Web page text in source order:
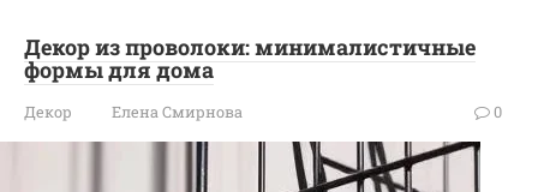
Декор из проволоки: минималистичные
формы для дома
Декор Елена Смирнова 0